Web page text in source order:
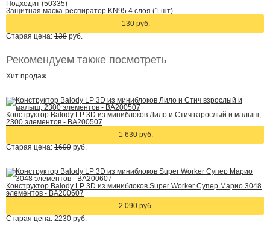
Подходит (50335)
Защитная маска-респиратор KN95 4 слоя (1 шт)
130 руб.
Старая цена: 138 руб.
Рекомендуем также посмотреть
Хит продаж
Конструктор Balody LP 3D из миниблоков Лило и Стич взрослый и малыш,
2300 элементов - BA200507
1 630 руб.
Старая цена: 1699 руб.
Конструктор Balody LP 3D из миниблоков Super Worker Супер Марио 3048
элементов - BA200607
2 090 руб.
Старая цена: 2230 руб.